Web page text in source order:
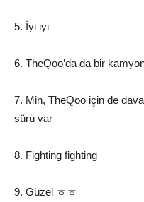
5. İyi iyi
6. TheQoo’da da bir
7. Min, TheQoo için de
sürü var
8. Fighting fighting
9. Güzel ㅎㅎ